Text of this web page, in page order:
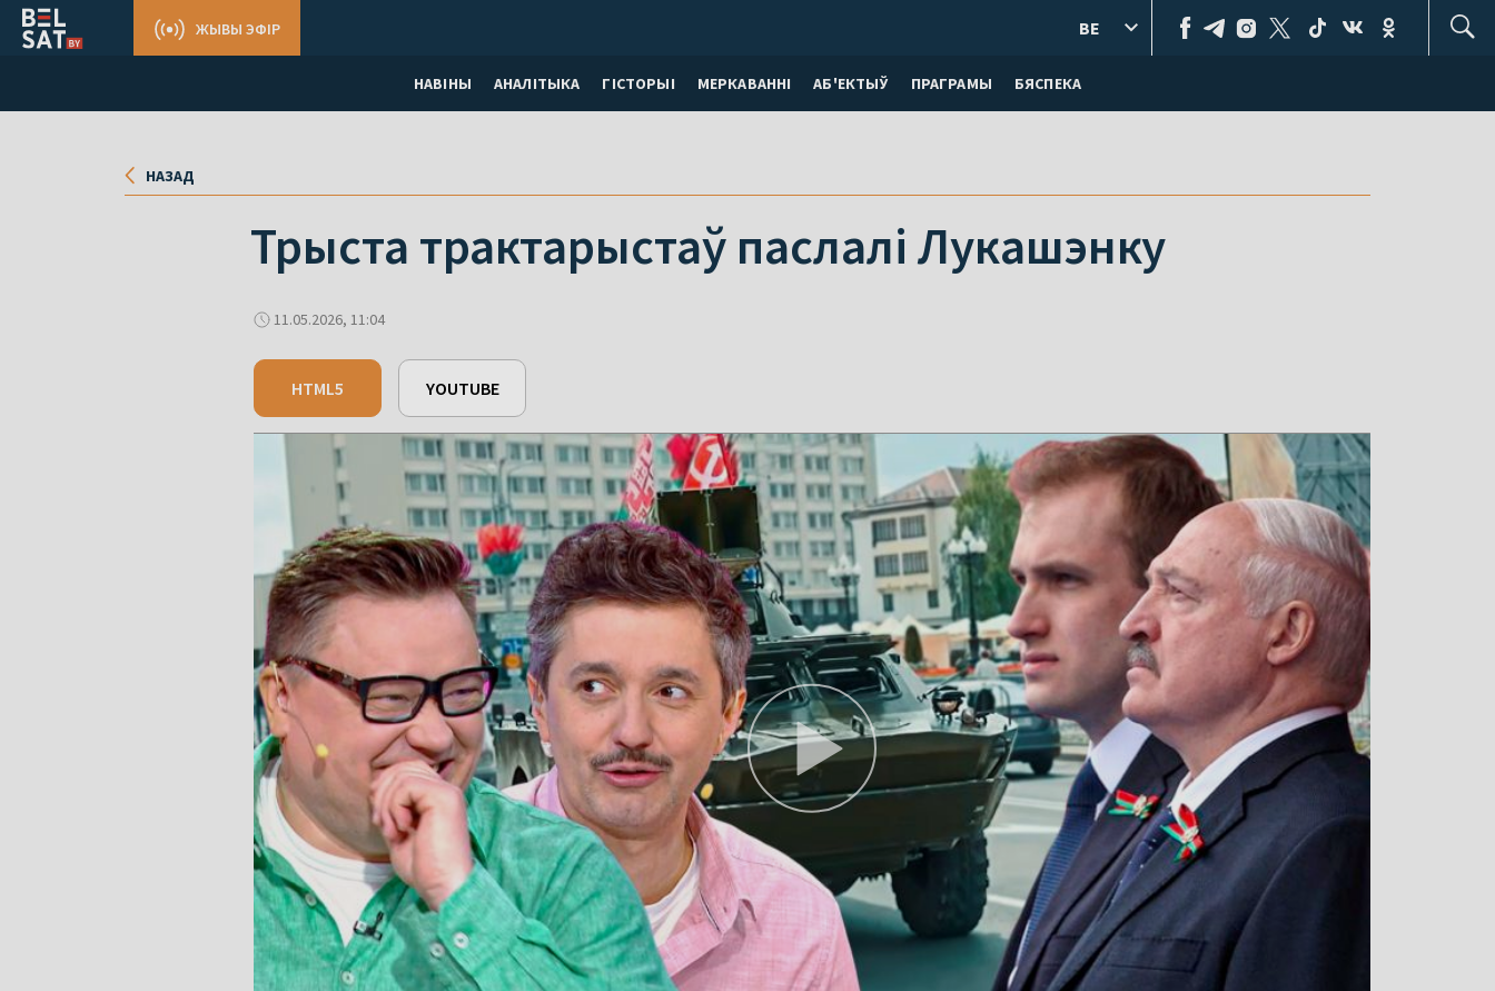
НАВІНЫ АНАЛІТЫКА ГІСТОРЫІ МЕРКАВАННI АБ'ЕКТЫЎ ПРАГРАМЫ БЯСПЕКА
ЖЫВЫ ЭФІР BE
НАЗАД
Трыста трактарыстаў паслалі Лукашэнку
11.05.2026, 11:04
HTML5 YOUTUBE